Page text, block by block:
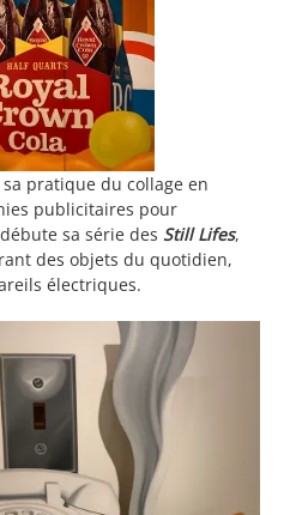
pratique du collage en
publicitaires pour
sa série des Still Lifes,
des objets du quotidien,
électriques.